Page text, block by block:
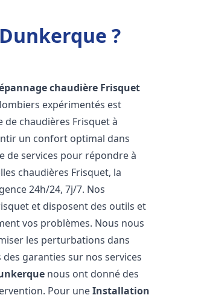
?
chaudière Frisquet
expérimentés est
chaudières Frisquet à
un confort optimal dans
de services pour répondre à
chaudières Frisquet, la
24h/24, 7j/7. Nos
et disposent des outils et
vos problèmes. Nous nous
les perturbations dans
garanties sur nos services
nous ont donné des
Pour uneInstallation